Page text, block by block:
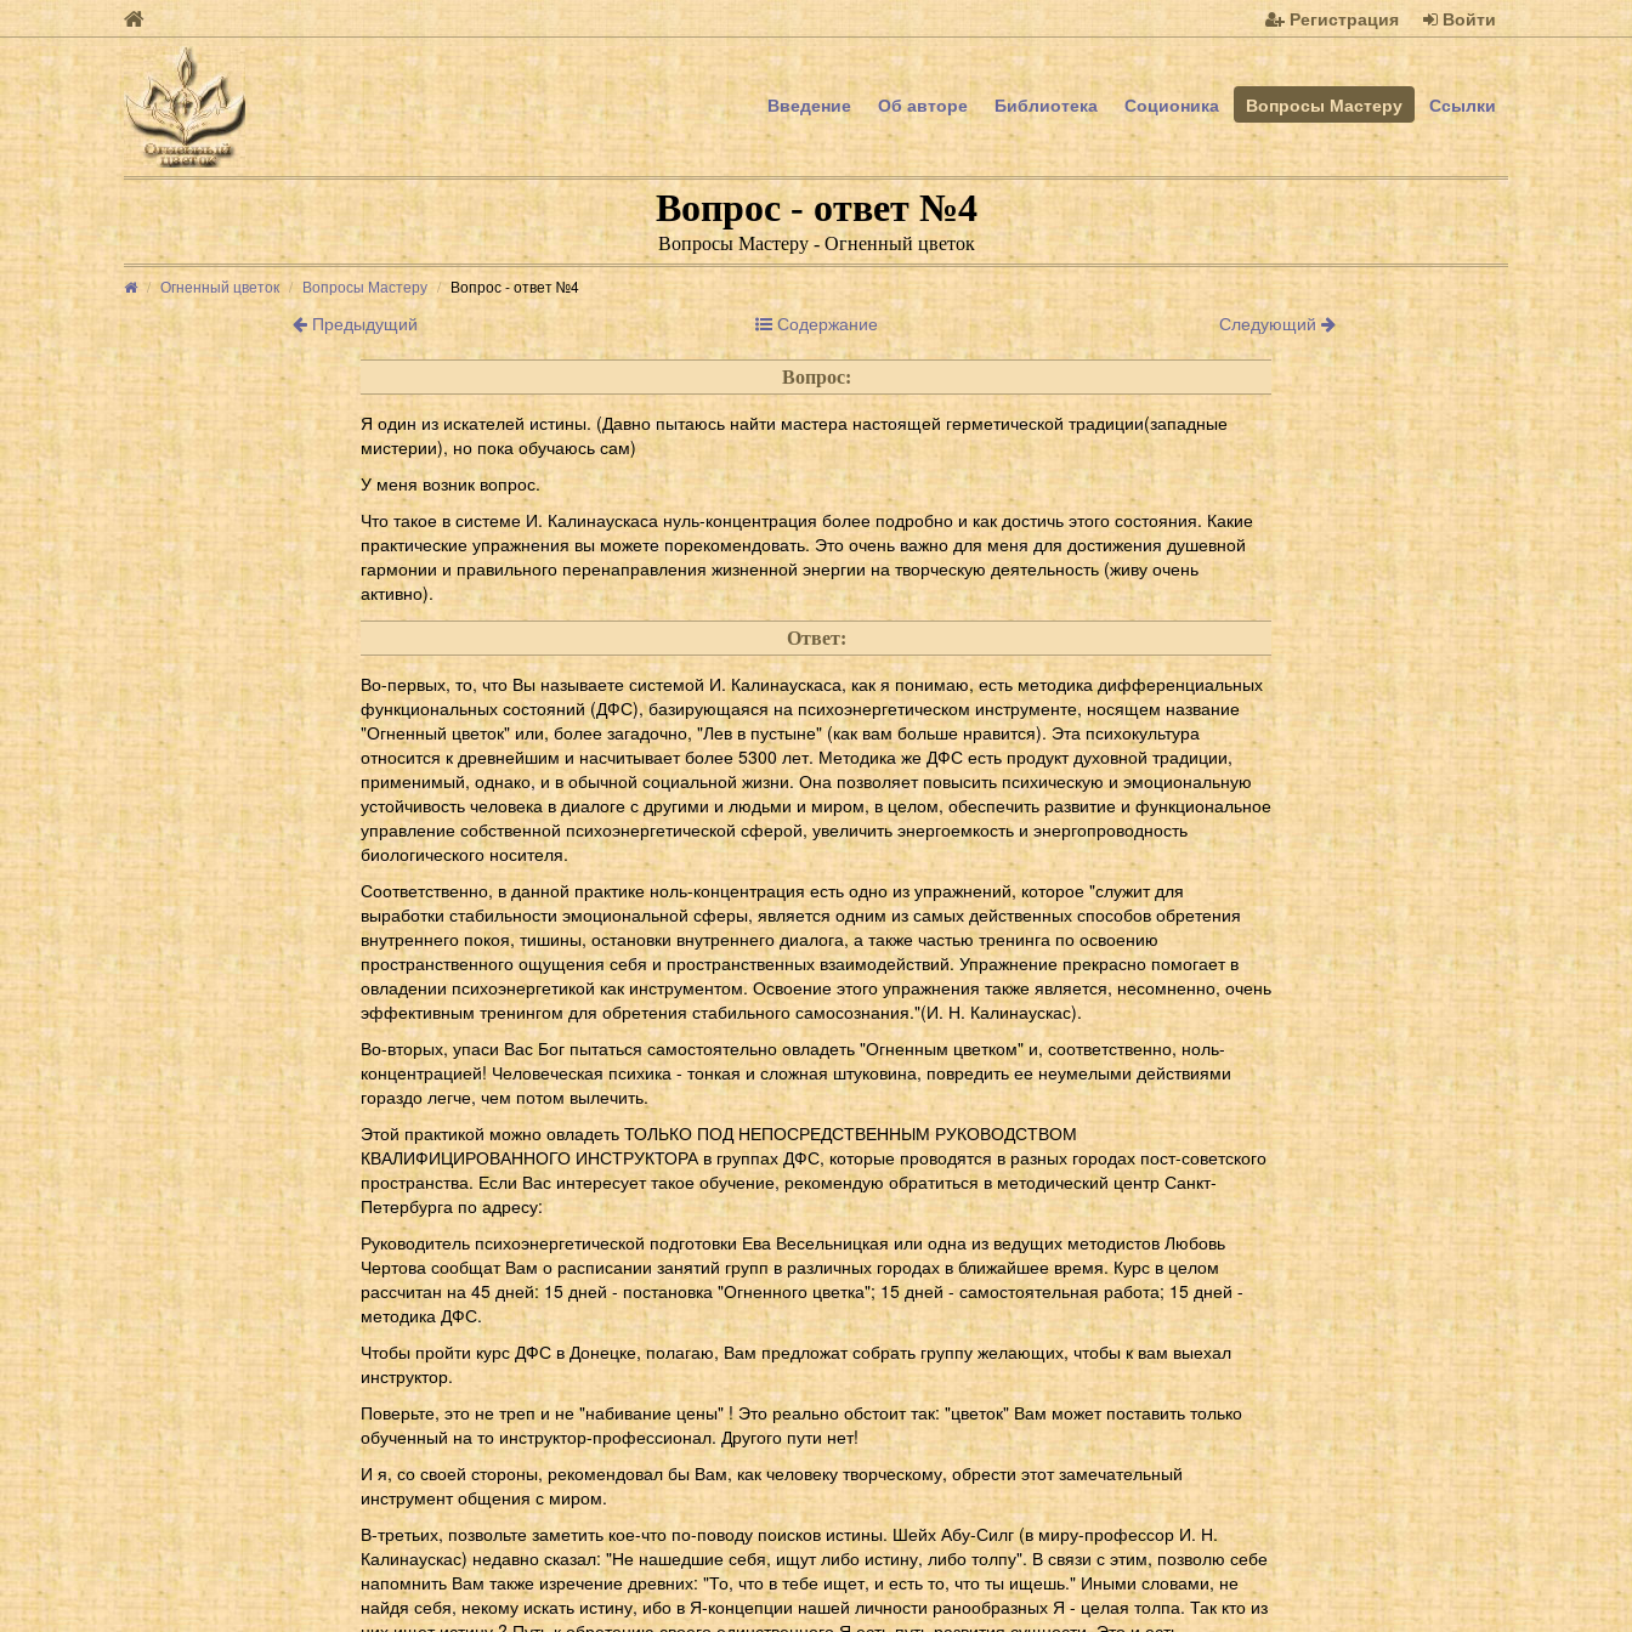
Регистрация Войти
Введение Об авторе Библиотека Соционика Вопросы Мастеру Ссылки
Вопрос - ответ №4
Вопросы Мастеру - Огненный цветок
Огненный цветок Вопросы Мастеру Вопрос - ответ №4
Предыдущий Содержание Следующий
Вопрос:
Я один из искателей истины. (Давно пытаюсь найти мастера настоящей герметической традиции(западные
мистерии), но пока обучаюсь сам)
У меня возник вопрос.
Что такое в системе И. Калинаускаса нуль-концентрация более подробно и как достичь этого состояния. Какие
практические упражнения вы можете порекомендовать. Это очень важно для меня для достижения душевной
гармонии и правильного перенаправления жизненной энергии на творческую деятельность (живу очень
активно).
Ответ:
Во-первых, то, что Вы называете системой И. Калинаускаса, как я понимаю, есть методика дифференциальных
функциональных состояний (ДФС), базирующаяся на психоэнергетическом инструменте, носящем название
"Огненный цветок" или, более загадочно, "Лев в пустыне" (как вам больше нравится). Эта психокультура
относится к древнейшим и насчитывает более 5300 лет. Методика же ДФС есть продукт духовной традиции,
применимый, однако, и в обычной социальной жизни. Она позволяет повысить психическую и эмоциональную
устойчивость человека в диалоге с другими и людьми и миром, в целом, обеспечить развитие и функциональное
управление собственной психоэнергетической сферой, увеличить энергоемкость и энергопроводность
биологического носителя.
Соответственно, в данной практике ноль-концентрация есть одно из упражнений, которое "служит для
выработки стабильности эмоциональной сферы, является одним из самых действенных способов обретения
внутреннего покоя, тишины, остановки внутреннего диалога, а также частью тренинга по освоению
пространственного ощущения себя и пространственных взаимодействий. Упражнение прекрасно помогает в
овладении психоэнергетикой как инструментом. Освоение этого упражнения также является, несомненно, очень
эффективным тренингом для обретения стабильного самосознания."(И. Н. Калинаускас).
Во-вторых, упаси Вас Бог пытаться самостоятельно овладеть "Огненным цветком" и, соответственно, ноль-
концентрацией! Человеческая психика - тонкая и сложная штуковина, повредить ее неумелыми действиями
гораздо легче, чем потом вылечить.
Этой практикой можно овладеть ТОЛЬКО ПОД НЕПОСРЕДСТВЕННЫМ РУКОВОДСТВОМ
КВАЛИФИЦИРОВАННОГО ИНСТРУКТОРА в группах ДФС, которые проводятся в разных городах пост-советского
пространства. Если Вас интересует такое обучение, рекомендую обратиться в методический центр Санкт-
Петербурга по адресу:
Руководитель психоэнергетической подготовки Ева Весельницкая или одна из ведущих методистов Любовь
Чертова сообщат Вам о расписании занятий групп в различных городах в ближайшее время. Курс в целом
рассчитан на 45 дней: 15 дней - постановка "Огненного цветка"; 15 дней - самостоятельная работа; 15 дней -
методика ДФС.
Чтобы пройти курс ДФС в Донецке, полагаю, Вам предложат собрать группу желающих, чтобы к вам выехал
инструктор.
Поверьте, это не треп и не "набивание цены" ! Это реально обстоит так: "цветок" Вам может поставить только
обученный на то инструктор-профессионал. Другого пути нет!
И я, со своей стороны, рекомендовал бы Вам, как человеку творческому, обрести этот замечательный
инструмент общения с миром.
В-третьих, позвольте заметить кое-что по-поводу поисков истины. Шейх Абу-Силг (в миру-профессор И. Н.
Калинаускас) недавно сказал: "Не нашедшие себя, ищут либо истину, либо толпу". В связи с этим, позволю себе
напомнить Вам также изречение древних: "То, что в тебе ищет, и есть то, что ты ищешь." Иными словами, не
найдя себя, некому искать истину, ибо в Я-концепции нашей личности ранообразных Я - целая толпа. Так кто из